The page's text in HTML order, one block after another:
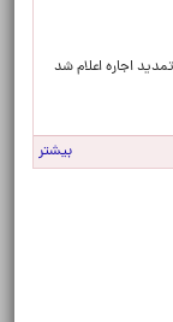
اجاره اعلام شد
بیشتر